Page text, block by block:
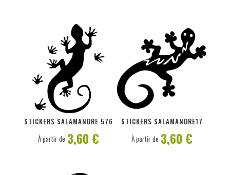
STICKERS SALAMANDRE 576
PERSONNALISER
À partir de 3,60 €
STICKERS SALAMANDRE17
PERSONNALISER
À partir de 3,60 €